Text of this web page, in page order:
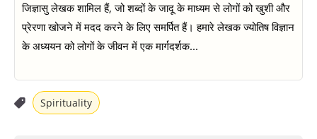
जिज्ञासु लेखक शामिल हैं, जो शब्दों के जादू के माध्यम से लोगों को खुशी और
प्रेरणा खोजने में मदद करने के लिए समर्पित हैं। हमारे लेखक ज्योतिष विज्ञान
के अध्ययन को लोगों के जीवन में एक मार्गदर्शक...
Spirituality